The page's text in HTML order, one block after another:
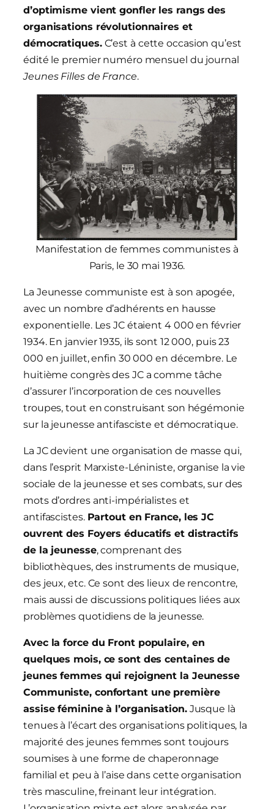
d’optimisme vient gonfler les rangs des
organisations révolutionnaires et
démocratiques.C’est à cette occasion qu’est
édité le premier numéro mensuel du journal
Jeunes Filles de France.
Manifestation de femmes communistes à
Paris, le 30 mai 1936.
La Jeunesse communiste est à son apogée,
avec un nombre d’adhérents en hausse
exponentielle. Les JC étaient 4 000 en février
1934. En janvier 1935, ils sont 12 000, puis 23
000 en juillet, enfin 30 000 en décembre. Le
huitième congrès des JC a comme tâche
d’assurer l’incorporation de ces nouvelles
troupes, tout en construisant son hégémonie
sur la jeunesse antifasciste et démocratique.
La JC devient une organisation de masse qui,
dans l’esprit Marxiste-Léniniste, organise la vie
sociale de la jeunesse et ses combats, sur des
mots d’ordres anti-impérialistes et
antifascistes. Partout en France, les JC
ouvrent des Foyers éducatifs et distractifs
de la jeunesse, comprenant des
bibliothèques, des instruments de musique,
des jeux, etc. Ce sont des lieux de rencontre,
mais aussi de discussions politiques liées aux
problèmes quotidiens de la jeunesse.
Avec la force du Front populaire, en
quelques mois, ce sont des centaines de
jeunes femmes qui rejoignent la Jeunesse
Communiste, confortant une première
assise féminineà l’organisation.Jusque là
tenues à l’écart des organisations politiques, la
majorité des jeunes femmes sont toujours
soumises à une forme de chaperonnage
familial et peu à l’aise dans cette organisation
très masculine, freinant leur intégration.